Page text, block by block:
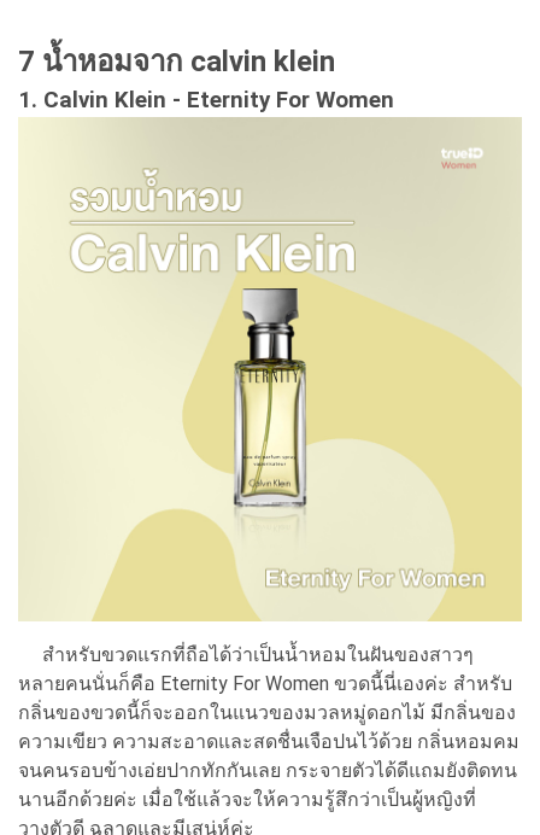
7 น้ำหอมจาก calvin klein
1. Calvin Klein - Eternity For Women
สำหรับขวดแรกที่ถือได้ว่าเป็นน้ำหอมในฝันของสาวๆ
หลายคนนั่นก็คือ Eternity For Women ขวดนี้นี่เองค่ะ สำหรับ
กลิ่นของขวดนี้ก็จะออกในแนวของมวลหมู่ดอกไม้ มีกลิ่นของ
ความเขียว ความสะอาดและสดชื่นเจือปนไว้ด้วย กลิ่นหอมคม
จนคนรอบข้างเอ่ยปากทักกันเลย กระจายตัวได้ดีแถมยังติดทน
นานอีกด้วยค่ะ เมื่อใช้แล้วจะให้ความรู้สึกว่าเป็นผู้หญิงที่
วางตัวดี ฉลาดและมีเสน่ห์ค่ะ